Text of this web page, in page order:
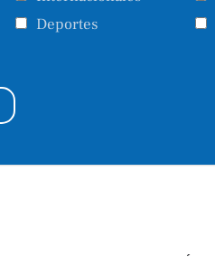
Deportes